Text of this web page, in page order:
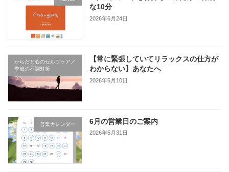
な10分
2026年6月24日
からだと心のセルフケア／
季節の不調対策
【常に緊張していてリラックスの仕方が
わからない】あなたへ
2026年6月10日
営業カレンダー 6月の営業日のご案内
2026年5月31日